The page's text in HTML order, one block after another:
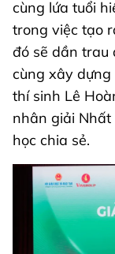
cùng lứa tuổi
trong việc tạo
đó sẽ dần trau
cùng xây dựng
thí sinh Lê
nhân giải
học chia sẻ.